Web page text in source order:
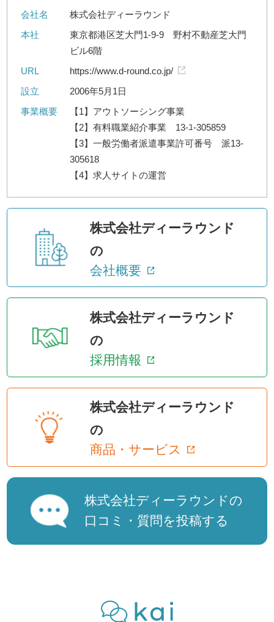
会社名
株式会社ディーラウンド
本社
東京都港区芝大門1-9-9 野村不動産芝大門
ビル6階
URL
https://www.d-round.co.jp/
設立
2006年5月1日
事業概要
【1】アウトソーシング事業
【2】有料職業紹介事業 13-ﾕ-305859
【3】一般労働者派遣事業許可番号 派13-
305618
【4】求人サイトの運営
株式会社ディーラウンド
の
会社概要
株式会社ディーラウンド
の
採用情報
株式会社ディーラウンド
の
商品・サービス
株式会社ディーラウンドの
口コミ・質問を投稿する